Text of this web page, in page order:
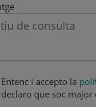
Entenc i accepto la
declaro que soc major